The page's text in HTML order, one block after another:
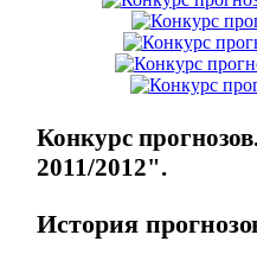
Конкурс
2011/2012".
История